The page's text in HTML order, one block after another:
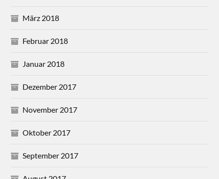
März 2018
Februar 2018
Januar 2018
Dezember 2017
November 2017
Oktober 2017
September 2017